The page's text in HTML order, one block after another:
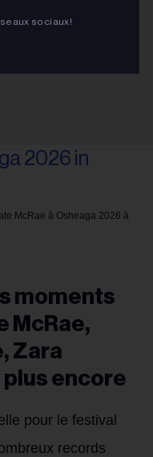
sociaux!
McRae à Osheaga 2026 à
moments
McRae,
Zara
plus encore
pour le festival
records